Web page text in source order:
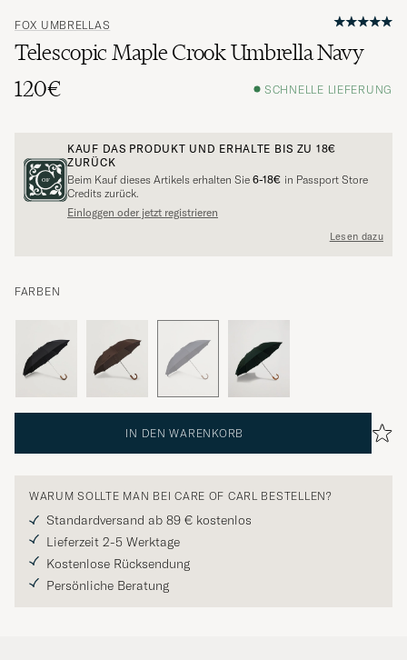
FOX UMBRELLAS
Telescopic Maple Crook Umbrella Navy
120€
SCHNELLE LIEFERUNG
KAUF DAS PRODUKT UND ERHALTE BIS ZU 18€
ZURÜCK
Beim Kauf dieses Artikels erhalten Sie 6-18€ in Passport Store
Credits zurück.
Einloggen oder jetzt registrieren
Lesen dazu
FARBEN
IN DEN WARENKORB
WARUM SOLLTE MAN BEI CARE OF CARL BESTELLEN?
Standardversand ab 89 € kostenlos
Lieferzeit 2-5 Werktage
Kostenlose Rücksendung
Persönliche Beratung